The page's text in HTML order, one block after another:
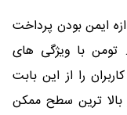
ایمن بودن پرداخت
با ویژگی های
را از این بابت
ترین سطح ممکن